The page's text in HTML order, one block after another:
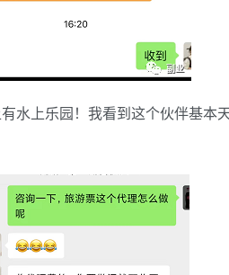
水上乐园！我看到这个伙伴基本